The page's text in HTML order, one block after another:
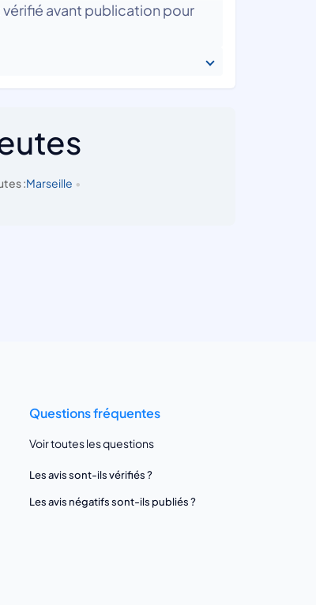
vérifié avant publication pour
:Marseille •
Questions fréquentes
Voir toutes les questions
Les avis sont-ils vérifiés ?
Les avis négatifs sont-ils publiés ?